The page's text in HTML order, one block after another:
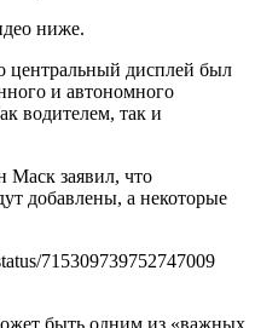
ниже.
центральный дисплей был
и автономного
водителем, так и
Маск заявил, что
добавлены, а некоторые
715309739752747009